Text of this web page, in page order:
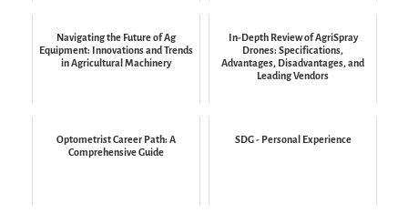
Navigating the Future of Ag
Equipment: Innovations and Trends
in Agricultural Machinery
In-Depth Review of AgriSpray
Drones: Specifications,
Advantages, Disadvantages, and
Leading Vendors
Optometrist Career Path: A
Comprehensive Guide
SDG - Personal Experience